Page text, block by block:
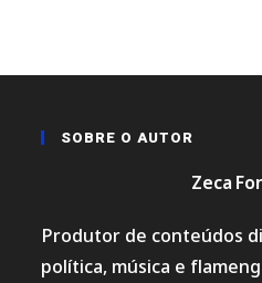
SOBRE O AUTOR
Zeca
Produtor de conteúdos
política, música e